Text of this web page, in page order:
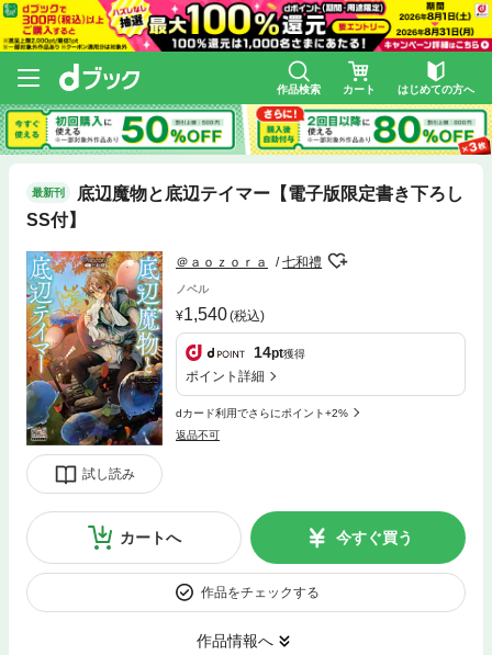
作品検索 カート はじめての方へ
最新刊
底辺魔物と底辺テイマー【電子版限定書き下ろし
SS付】
試し読み
＠ａｏｚｏｒａ 七和禮
ノベル
1,540(税込)
14pt獲得
ポイント詳細
dカード利用でさらにポイント+2%
返品不可
カートへ 今すぐ買う
作品をチェックする
作品情報へ